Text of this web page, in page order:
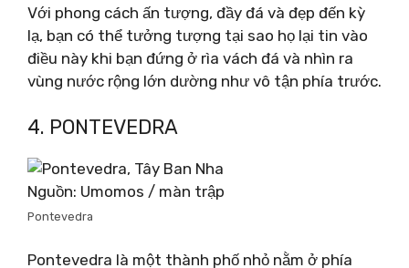
Với phong cách ấn tượng, đầy đá và đẹp đến kỳ
lạ, bạn có thể tưởng tượng tại sao họ lại tin vào
điều này khi bạn đứng ở rìa vách đá và nhìn ra
vùng nước rộng lớn dường như vô tận phía trước.
4. PONTEVEDRA
Nguồn: Umomos / màn trập
Pontevedra
Pontevedra là một thành phố nhỏ nằm ở phía